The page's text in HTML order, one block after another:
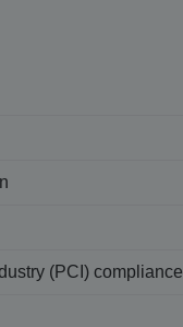
(PCI) compliance